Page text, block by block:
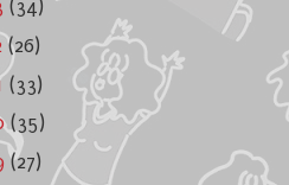
(34)
(26)
(33)
(35)
(27)